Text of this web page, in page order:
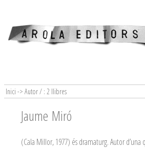
Inici -> Autor / : 2 llibres
Jaume Miró
(Cala Millor, 1977) és dramaturg. Autor